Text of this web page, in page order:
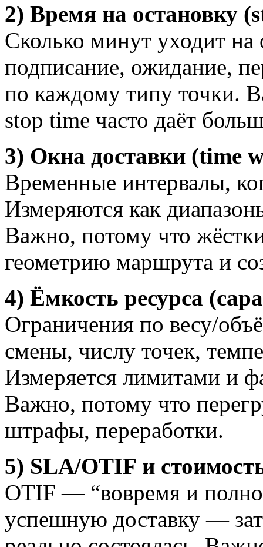
2) Время на остановку
Сколько минут уходит на
подписание, ожидание,
по каждому типу точки.
stop time часто даёт
3) Окна доставки (time
Временные интервалы,
Измеряются как
Важно, потому что
геометрию маршрута и
4) Ёмкость ресурса
Ограничения по весу/
смены, числу точек,
Измеряется лимитами и
Важно, потому что
штрафы, переработки.
5) SLA/OTIF и
OTIF — “вовремя и
успешную доставку —